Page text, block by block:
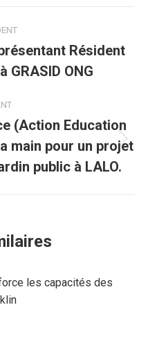
Résident
GRASID ONG
(Action Education
main pour un projet
public à LALO.
les capacités des